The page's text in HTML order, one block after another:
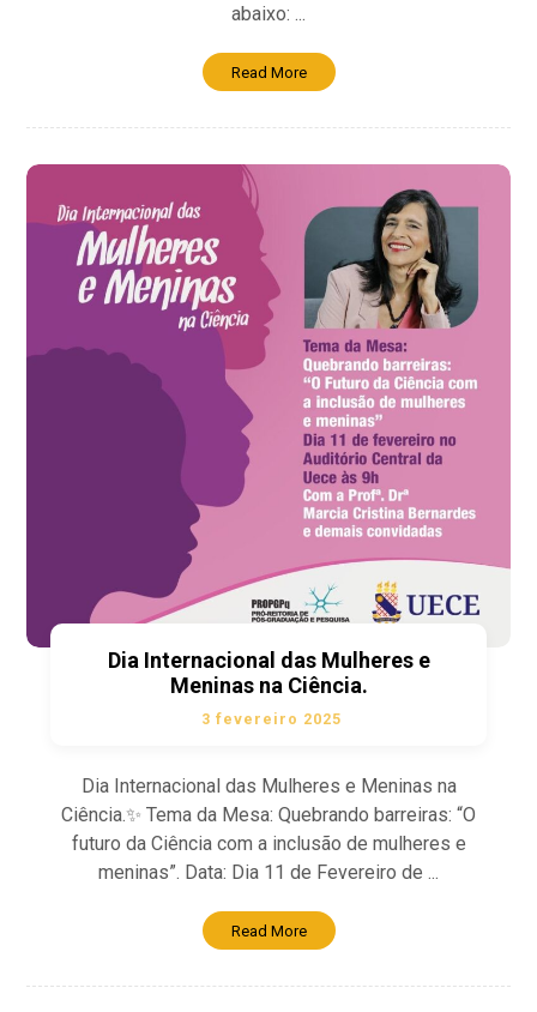
abaixo: ...
Read More
Dia Internacional das Mulheres e
Meninas na Ciência.
3 fevereiro 2025
Dia Internacional das Mulheres e Meninas na
Ciência.✨ Tema da Mesa: Quebrando barreiras: “O
futuro da Ciência com a inclusão de mulheres e
meninas”. Data: Dia 11 de Fevereiro de ...
Read More